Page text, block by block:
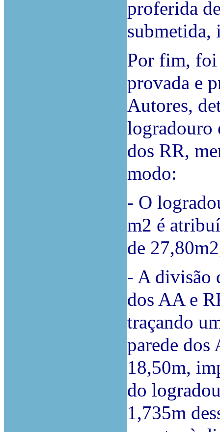
proferida
submetida,
Por fim, foi
provada e
Autores,
logradouro
dos RR,
modo:
- O
m2 é
de
- A divisão
dos AA e
traçando
parede
18,50m,
do
1,735m